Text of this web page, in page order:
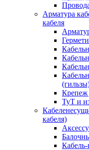
Арматура
кабеля
Крепеж
ТуТ и
кабеля)